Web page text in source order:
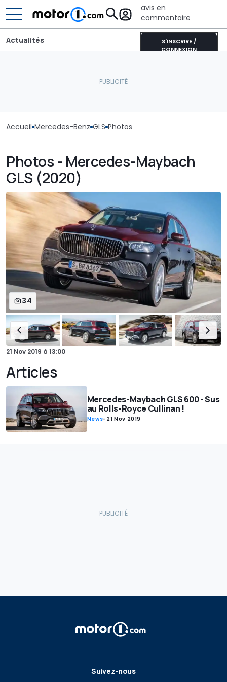
avis en
commentaire
S'INSCRIRE /
CONNEXION
Actualités
Accueil Mercedes-Benz GLS Photos
Photos - Mercedes-Maybach
GLS (2020)
34
21 Nov 2019 à 13:00
Articles
Mercedes-Maybach GLS 600 - Sus
au Rolls-Royce Cullinan !
News- 21 Nov 2019
Suivez-nous